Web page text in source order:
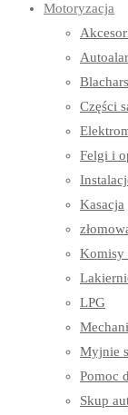
Motoryzacja
Części
Felgi i
Kasacja
Komisy
LPG
Myjnie
Pomoc
Skup